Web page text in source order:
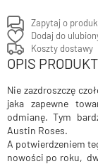
Zapytaj o
Dodaj do
Koszty dostawy
OPIS
Nie zazdroszczę
jaka zapewne
odmianę. Tym
Austin Roses.
A potwierdzeniem
nowości po roku,